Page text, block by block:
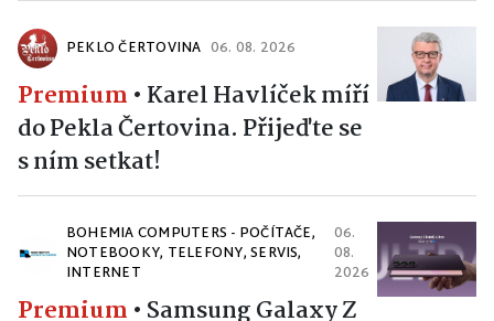
PEKLO ČERTOVINA 06. 08. 2026
Premium • Karel Havlíček míří
do Pekla Čertovina. Přijeďte se
s ním setkat!
BOHEMIA COMPUTERS - POČÍTAČE,
NOTEBOOKY, TELEFONY, SERVIS,
INTERNET
06.
08.
2026
Premium • Samsung Galaxy Z